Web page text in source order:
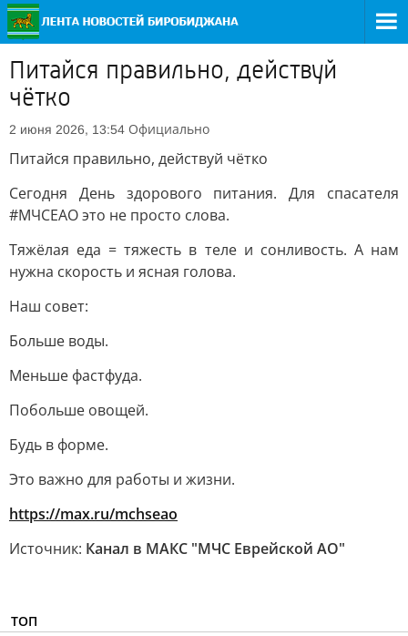
Питайся правильно, действуй
чётко
2 июня 2026, 13:54 Официально
Питайся правильно, действуй чётко
Сегодня День здорового питания. Для спасателя
#МЧСЕАО это не просто слова.
Тяжёлая еда = тяжесть в теле и сонливость. А нам
нужна скорость и ясная голова.
Наш совет:
Больше воды.
Меньше фастфуда.
Побольше овощей.
Будь в форме.
Это важно для работы и жизни.
https://max.ru/mchseao
Источник: Канал в МАКС "МЧС Еврейской АО"
ТОП